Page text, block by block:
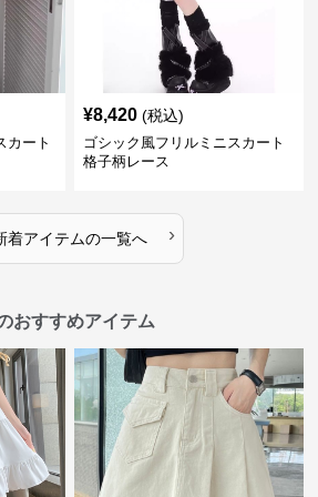
カート
¥8,420 (税込)
ゴシック風フリルミニスカート
格子柄レース
着アイテムの一覧へ ›
おすすめアイテム